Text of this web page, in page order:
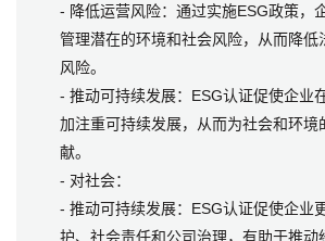
- 降低运营风险：通过实施ESG政策，
管理潜在的环境和社会风险，从而降低
风险。
- 推动可持续发展：ESG认证促使企业
加注重可持续发展，从而为社会和环境
献。
- 对社会：
- 推动可持续发展：ESG认证促使企业
护、社会责任和公司治理，有助于推动